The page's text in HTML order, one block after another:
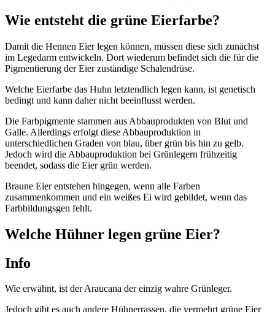
Wie entsteht die grüne Eierfarbe?
Damit die Hennen Eier legen können, müssen diese sich zunächst
im Legedarm entwickeln. Dort wiederum befindet sich die für die
Pigmentierung der Eier zuständige Schalendrüse.
Welche Eierfarbe das Huhn letztendlich legen kann, ist genetisch
bedingt und kann daher nicht beeinflusst werden.
Die Farbpigmente stammen aus Abbauprodukten von Blut und
Galle. Allerdings erfolgt diese Abbauproduktion in
unterschiedlichen Graden von blau, über grün bis hin zu gelb.
Jedoch wird die Abbauproduktion bei Grünlegern frühzeitig
beendet, sodass die Eier grün werden.
Braune Eier entstehen hingegen, wenn alle Farben
zusammenkommen und ein weißes Ei wird gebildet, wenn das
Farbbildungsgen fehlt.
Welche Hühner legen grüne Eier?
Info
Wie erwähnt, ist der Araucana der einzig wahre Grünleger.
Jedoch gibt es auch andere Hühnerrassen, die vermehrt grüne Eier